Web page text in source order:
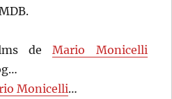
deMario Monicelli
Monicelli…